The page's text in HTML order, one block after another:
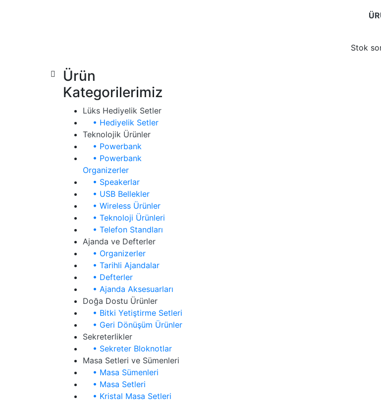
Stok
Ürün
Kategorilerimiz
Lüks Hediyelik Setler
• Hediyelik Setler
Teknolojik Ürünler
• Powerbank
• Powerbank
Organizerler
• Speakerlar
• USB Bellekler
• Wireless Ürünler
• Teknoloji Ürünleri
• Telefon Standları
Ajanda ve Defterler
• Organizerler
• Tarihli Ajandalar
• Defterler
• Ajanda Aksesuarları
Doğa Dostu Ürünler
• Bitki Yetiştirme Setleri
• Geri Dönüşüm Ürünler
Sekreterlikler
• Sekreter Bloknotlar
Masa Setleri ve Sümenleri
• Masa Sümenleri
• Masa Setleri
• Kristal Masa Setleri